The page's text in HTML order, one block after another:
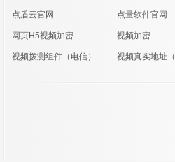
点盾云官网 点量软件官网
网页H5视频加密 视频加密
视频拨测组件（电信） 视频真实地址（